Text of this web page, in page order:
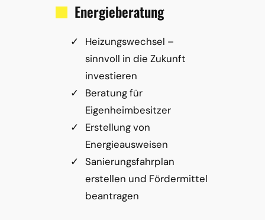
Energieberatung
Heizungswechsel –
sinnvoll in die Zukunft
investieren
Beratung für
Eigenheimbesitzer
Erstellung von
Energieausweisen
Sanierungsfahrplan
erstellen und Fördermittel
beantragen